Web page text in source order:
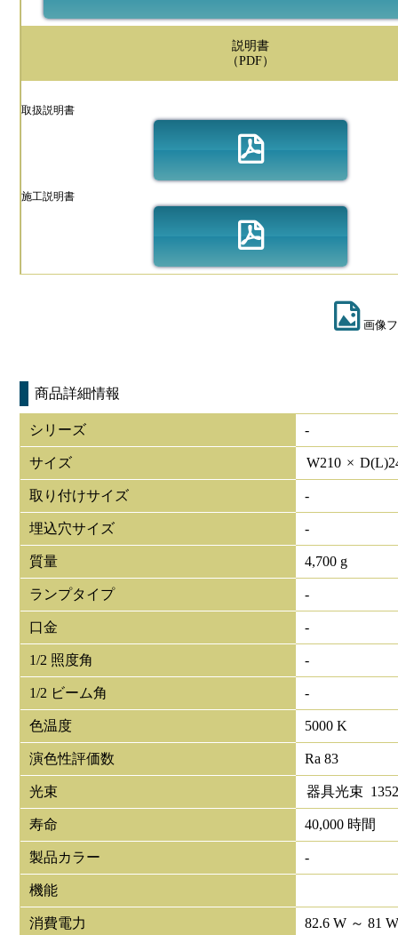
説明書
（PDF）
取扱説明書
施工説明書
画像
商品詳細情報
シリーズ -
サイズ W210 × D(L)
取り付けサイズ -
埋込穴サイズ -
質量 4,700 g
ランプタイプ -
口金 -
1/2 照度角 -
1/2 ビーム角 -
色温度 5000 K
演色性評価数 Ra 83
光束 器具光束
寿命 40,000 時間
製品カラー -
機能
消費電力 82.6 W ～ 81